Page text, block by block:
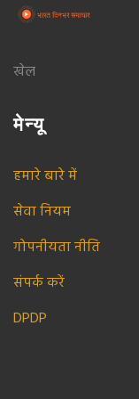
खेल
मेन्यू
हमारे बारे में
सेवा नियम
गोपनीयता नीति
संपर्क करें
DPDP